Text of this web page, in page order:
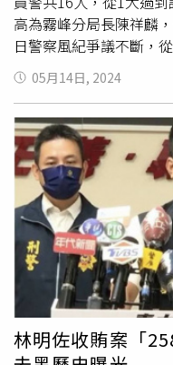
均涉犯組織犯罪、洗錢
滅證之虞，向法院聲請
高為霧峰分局長陳祥麟
日警察風紀爭議不斷，
浮報詐領刑事辦案工作
博奕集團；霧峰警分局
現場；大雅警分局張姓
傑晚間表示，針對此類
督察室督同蒐集風紀情
法犯紀，絕不寬貸。他
逕予免職或輔導辭職、
輔導同仁，持續加強輔
除對象。相關事件的懲
隊案，張姓偵查佐記1
過2次；追究相關考監
組長及吳姓分隊長各記
督察員各申誡1次。霧峰
考監責任部分，分局長
05月14日, 2024
林明佐收賄案「